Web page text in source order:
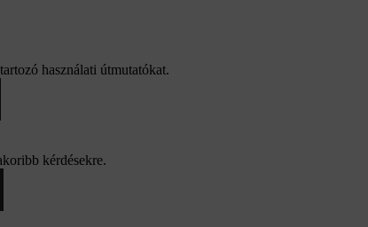
használati útmutatókat.
kérdésekre.